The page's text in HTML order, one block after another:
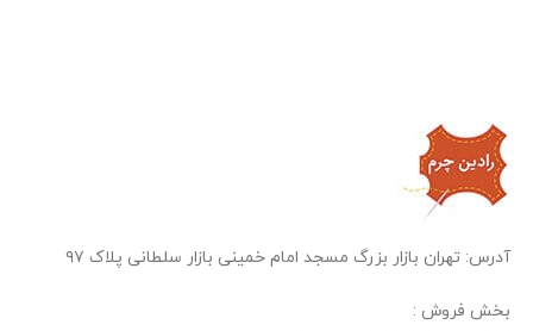
آدرس: تهران بازار بزرگ مسجد امام خمینی بازار سلطانی پلاک ۹۷
بخش فروش :